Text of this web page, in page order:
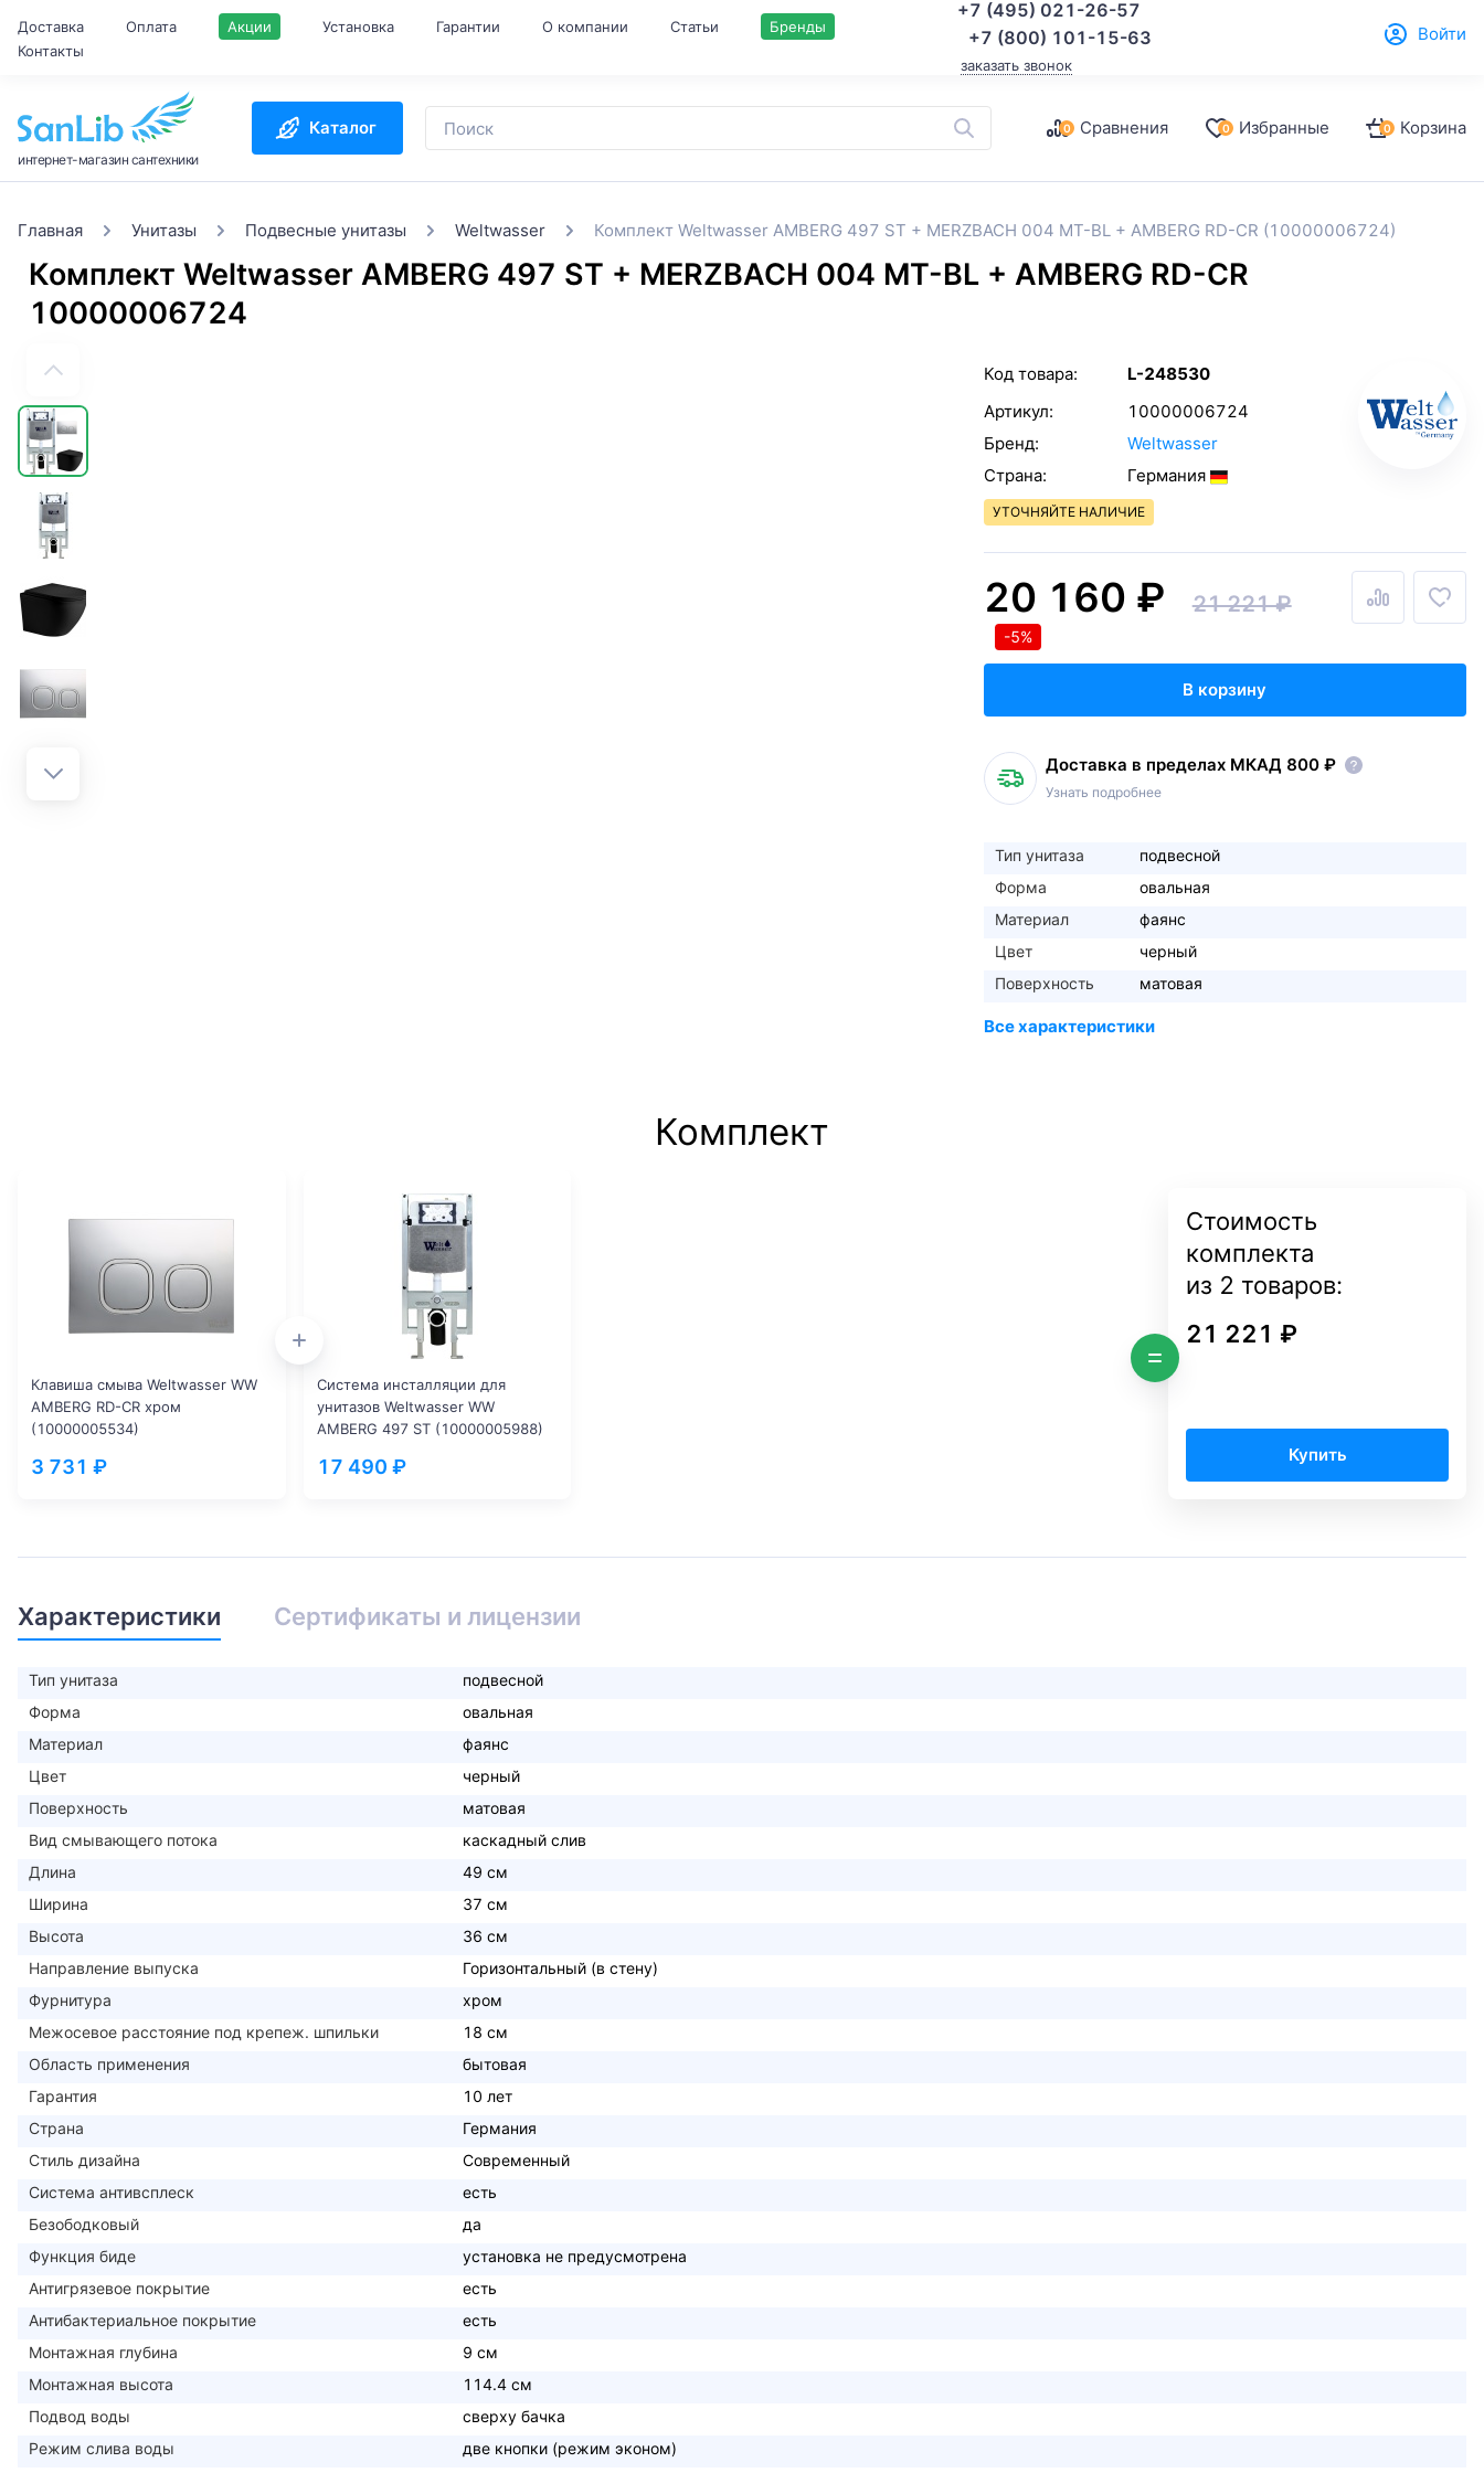
Доставка Оплата Акции Установка Гарантии О компании Статьи
Бренды
Контакты
+7 (495) 021-26-57
+7 (800) 101-15-63
заказать звонок
Войти
интернет-магазин сантехники
Каталог 0 Сравнения 0 Избранные 0 Корзина
Главная Унитазы Подвесные унитазы Weltwasser Комплект Weltwasser AMBERG 497 ST + MERZBACH 004 MT-BL + AMBERG RD-CR (10000006724)
Комплект Weltwasser AMBERG 497 ST + MERZBACH 004 MT-BL + AMBERG RD-CR
10000006724
Код товара:
L-248530
Артикул:
10000006724
Бренд:
Weltwasser
Страна:
Германия
УТОЧНЯЙТЕ НАЛИЧИЕ
20 160 ₽ 21 221 ₽
-5%
В корзину
Доставка в пределах МКАД 800 ₽
Узнать подробнее
Тип унитаза
подвесной
Форма
овальная
Материал
фаянс
Цвет
черный
Поверхность
матовая
Комплект
Клавиша смыва Weltwasser WW
AMBERG RD-CR хром
(10000005534)
3 731 ₽
Система инсталляции для
унитазов Weltwasser WW
AMBERG 497 ST (10000005988)
17 490 ₽
Стоимость
комплекта
из 2 товаров:
21 221 ₽
Купить
Характеристики Сертификаты и лицензии
Тип унитаза
подвесной
Форма
овальная
Материал
фаянс
Цвет
черный
Поверхность
матовая
Вид смывающего потока
каскадный слив
Длина
49 см
Ширина
37 см
Высота
36 см
Направление выпуска
Горизонтальный (в стену)
Фурнитура
хром
Межосевое расстояние под крепеж. шпильки
18 см
Область применения
бытовая
Гарантия
10 лет
Страна
Германия
Стиль дизайна
Современный
Система антивсплеск
есть
Безободковый
да
Функция биде
установка не предусмотрена
Антигрязевое покрытие
есть
Антибактериальное покрытие
есть
Монтажная глубина
9 см
Монтажная высота
114.4 см
Подвод воды
сверху бачка
Режим слива воды
две кнопки (режим эконом)